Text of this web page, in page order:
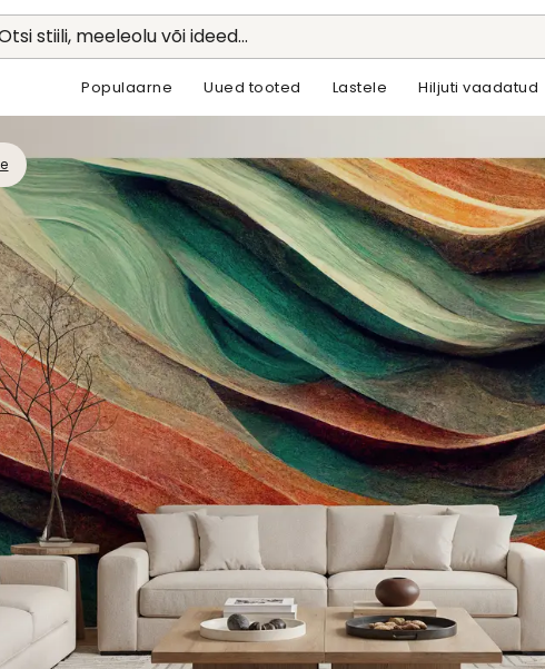
stiili, meeleolu või ideed...
Populaarne Uued tooted Lastele Hiljuti vaadatud